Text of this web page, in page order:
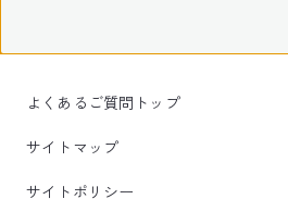
よくあるご質問トップ
サイトマップ
サイトポリシー